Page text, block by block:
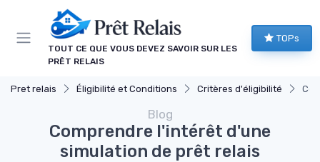
TOUT CE QUE VOUS DEVEZ SAVOIR SUR LES
PRÊT RELAIS
TOPs
Pret relais Éligibilité et Conditions Critères d'éligibilité
Blog
Comprendre l'intérêt d'une
simulation de prêt relais
Panneau de gestion des cookies